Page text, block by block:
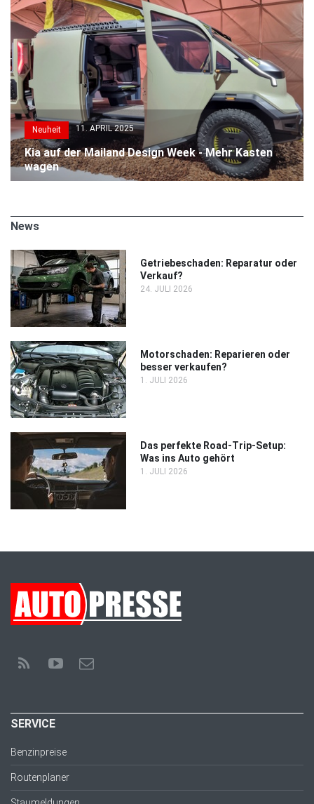
Neuheit 11. APRIL 2025
Kia auf der Mailand Design Week - Mehr Kasten
wagen
News
Getriebeschaden: Reparatur oder
Verkauf?
24. JULI 2026
Motorschaden: Reparieren oder
besser verkaufen?
1. JULI 2026
Das perfekte Road-Trip-Setup:
Was ins Auto gehört
1. JULI 2026
SERVICE
Benzinpreise
Routenplaner